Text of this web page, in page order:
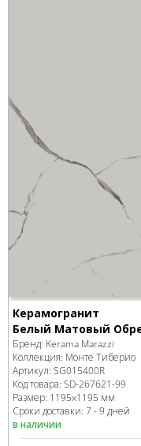
Керамогранит
Белый Матовый
Бренд: Kerama Marazzi
Коллекция: Монте Тиберио
Артикул: SG015400R
Код товара: SD-267621-99
Размер: 1195x1195 мм
Сроки доставки: 7 - 9 дней
в наличии